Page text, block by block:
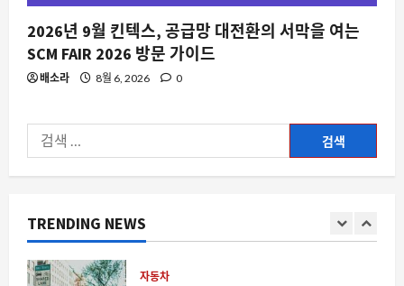
2026년 9월 킨텍스, 공급망 대전환의 서막을 여는
SCM FAIR 2026 방문 가이드
배소라 8월 6, 2026 0
색:
TRENDING NEWS
5
가정용 ESS 보조금, 왜 지금 다시 주목받
는가
8월 9, 2026
1
맥에서 스팀 리모트 플레이가 갑자기 멈
춘다면, 애플 TV가 원인일 수 있습니다
자동차
뉴욕시가 아마존과 월마트에 보낸 경고